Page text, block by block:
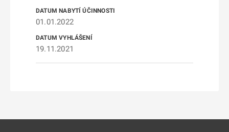
01.01.2022
19.11.2021